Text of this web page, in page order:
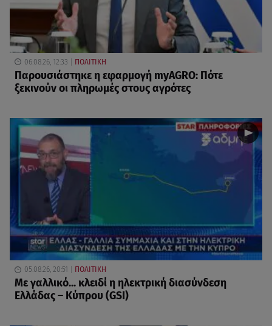
06.08.26, 12:33 ΠΟΛΙΤΙΚΗ
Παρουσιάστηκε η εφαρμογή myAGRO: Πότε
ξεκινούν οι πληρωμές στους αγρότες
05.08.26, 20:51 ΠΟΛΙΤΙΚΗ
Με γαλλικό... κλειδί η ηλεκτρική διασύνδεση
Ελλάδας – Κύπρου (GSI)